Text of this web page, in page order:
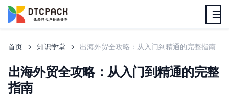
首页 知识学堂 出海外贸全攻略：从入门到精通的完整指南
出海外贸全攻略：从入门到精通的完整
指南